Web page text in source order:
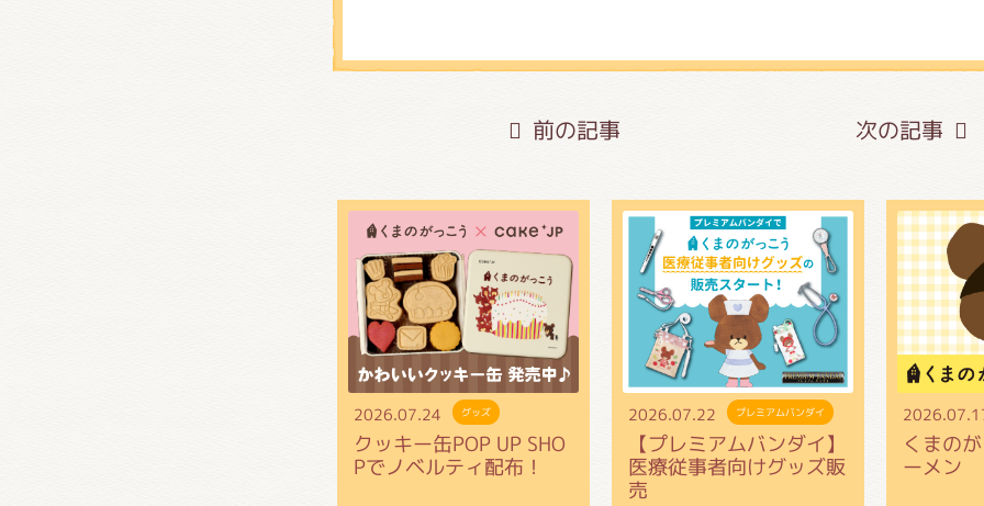
前の記事 次の記事
2026.07.24 グッズ
クッキー缶POP UP SHO
Pでノベルティ配布！
2026.07.22 プレミアムバンダイ
【プレミアムバンダイ】
医療従事者向けグッズ販
売
くまの
ーメン
くまのがっこう しょくいんしつ
くまのがっこう 家庭科部